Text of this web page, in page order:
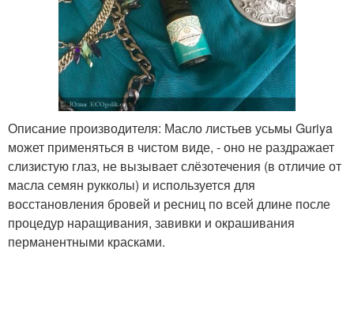
Описание производителя: Масло листьев усьмы Guriya
может применяться в чистом виде, - оно не раздражает
слизистую глаз, не вызывает слёзотечения (в отличие от
масла семян рукколы) и используется для
восстановления бровей и ресниц по всей длине после
процедур наращивания, завивки и окрашивания
перманентными красками.